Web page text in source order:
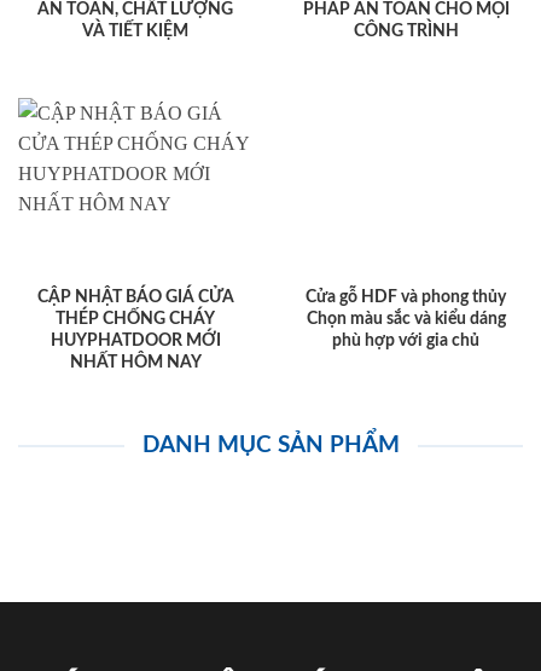
AN TOÀN, CHẤT LƯỢNG
VÀ TIẾT KIỆM
PHÁP AN TOÀN CHO MỌI
CÔNG TRÌNH
CẬP NHẬT BÁO GIÁ CỬA
THÉP CHỐNG CHÁY
HUYPHATDOOR MỚI
NHẤT HÔM NAY
Cửa gỗ HDF và phong thủy
Chọn màu sắc và kiểu dáng
phù hợp với gia chủ
DANH MỤC SẢN PHẨM